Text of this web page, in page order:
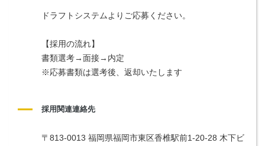
ドラフトシステムよりご応募ください。
【採用の流れ】
書類選考→面接→内定
※応募書類は選考後、返却いたします
採用関連連絡先
〒813-0013 福岡県福岡市東区香椎駅前1-20-28 木下ビ